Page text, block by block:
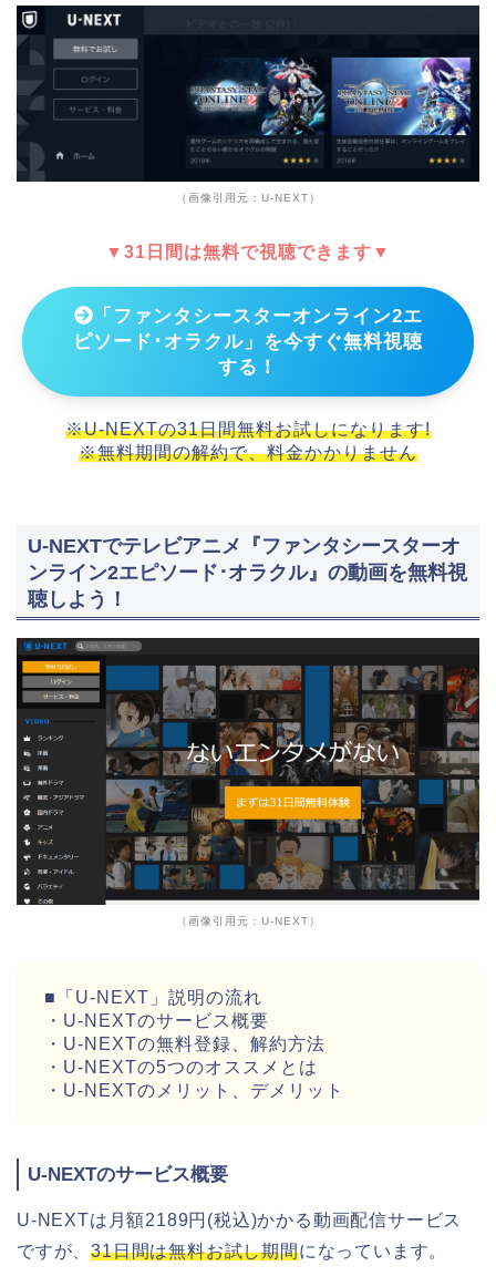
（画像引用元：U-NEXT）
▼31日間は無料で視聴できます▼
「ファンタシースターオンライン2エ
ピソード･オラクル」を今すぐ無料視聴
する！
※U-NEXTの31日間無料お試しになります!
※無料期間の解約で、料金かかりません
U-NEXTでテレビアニメ『ファンタシースターオ
ンライン2エピソード･オラクル』の動画を無料視
聴しよう！
（画像引用元：U-NEXT）
■「U-NEXT」説明の流れ
・U-NEXTのサービス概要
・U-NEXTの無料登録、解約方法
・U-NEXTの5つのオススメとは
・U-NEXTのメリット、デメリット
U-NEXTのサービス概要
U-NEXTは月額2189円(税込)かかる動画配信サービス
ですが、31日間は無料お試し期間になっています。